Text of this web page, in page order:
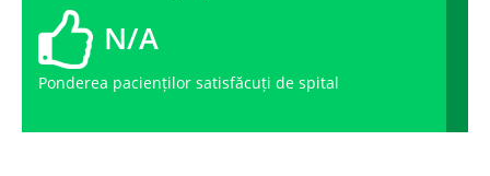
N/A
Ponderea pacienților satisfăcuți de spital